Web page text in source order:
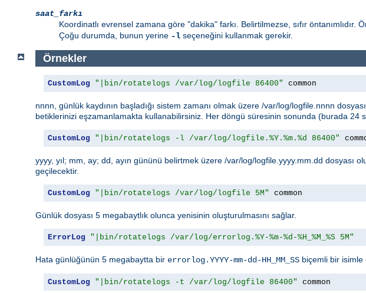
saat_farkı
Koordinatlı evrensel zamana göre "dakika" farkı. Belirtilmezse, sıfır
Çoğu durumda, bunun yerine -l seçeneğini kullanmak gerekir.
Örnekler
CustomLog "|bin/rotatelogs /var/log/logfile 86400" common
nnnn, günlük kaydının başladığı sistem zamanı olmak üzere /var/log/logfile.nnnn
betiklerinizi eşzamanlamakta kullanabilirsiniz. Her döngü süresinin sonunda (burada 24
CustomLog "|bin/rotatelogs -l /var/log/logfile.%Y.%m.%d 86400"
yyyy, yıl; mm, ay; dd, ayın gününü belirtmek üzere /var/log/logfile.yyyy.mm.dd dosyası
geçilecektir.
CustomLog "|bin/rotatelogs /var/log/logfile 5M" common
Günlük dosyası 5 megabaytlık olunca yenisinin oluşturulmasını sağlar.
ErrorLog "|bin/rotatelogs /var/log/errorlog.%Y-%m-%d-%H_%M_%S 5M"
Hata günlüğünün 5 megabaytta bir errorlog.YYYY-mm-dd-HH_MM_SS biçemli bir isimle
CustomLog "|bin/rotatelogs -t /var/log/logfile 86400" common